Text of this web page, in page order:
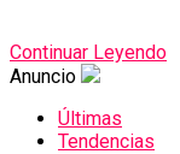
Continuar Leyendo
Anuncio
Últimas
Tendencias